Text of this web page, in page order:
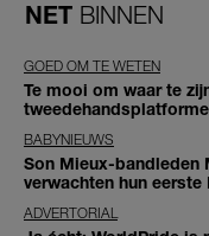
NET BINNEN
GOED OM TE WETEN
Te mooi om waar te
BABYNIEUWS
Son Mieux-bandleden
verwachten hun eerste
ADVERTORIAL